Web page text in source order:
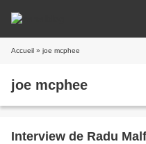
Accueil » joe mcphee
joe mcphee
Interview de Radu